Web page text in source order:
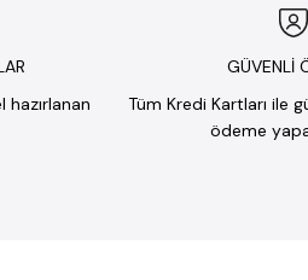
GÜVENLİ
Tüm Kredi Kartları ile
ödeme